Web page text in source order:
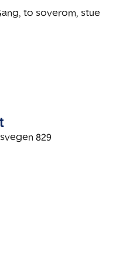
to soverom, stue